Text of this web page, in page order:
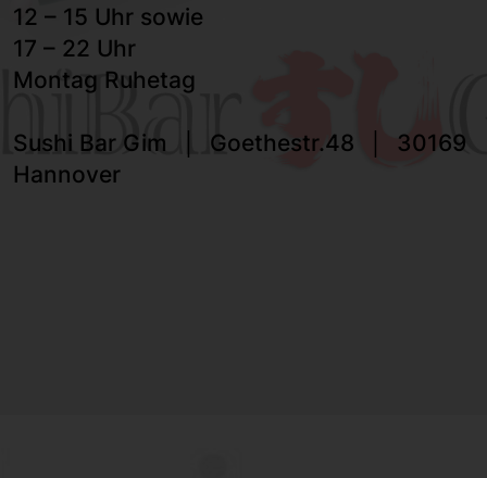
12 – 15 Uhr sowie
17 – 22 Uhr
Montag Ruhetag
Sushi Bar Gim │ Goethestr.48 │ 30169
Hannover